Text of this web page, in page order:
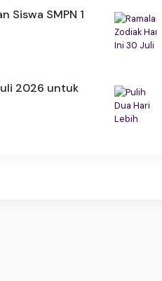
Siswa SMPN 1
2026 untuk